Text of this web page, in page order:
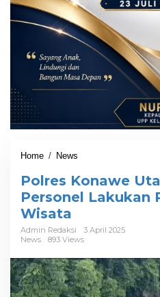
Home / News
l
e
K
o
a
w
e
Polres Konawe
Personel Lakukan
Wisata
Admin Redaksi
3 April 2025
News
893 Views